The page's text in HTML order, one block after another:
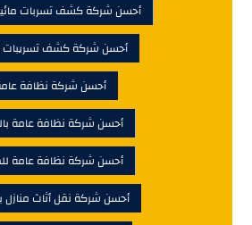
أحسن شركة كشف تسربات
أحسن شركة كشف تسريبات
أحسن شركة نظافة
أحسن شركة نظافة عامة
أحسن شركة نظافة عامة
أحسن شركة نقل أثاث منازل